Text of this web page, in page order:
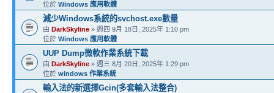
位於 Windows 應用軟體
減少Windows系統的svchost.exe數量
由 DarkSkyline » 週四 9月 18日, 2025年 1:10 pm
位於 Windows 應用軟體
UUP Dump微軟作業系統下載
由 DarkSkyline » 週三 8月 20日, 2025年 1:29 pm
位於 windows 作業系統
輸入法的新選擇Gcin(多套輸入法整合)